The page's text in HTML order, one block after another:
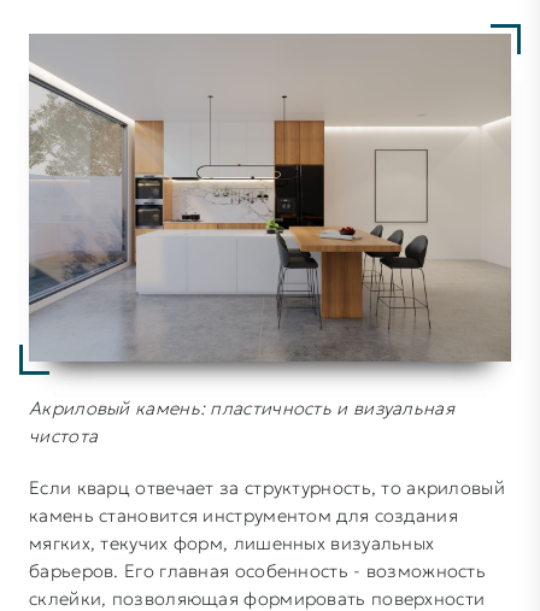
Акриловый камень: пластичность и визуальная
чистота
Если кварц отвечает за структурность, то акриловый
камень становится инструментом для создания
мягких, текучих форм, лишенных визуальных
барьеров. Его главная особенность - возможность
склейки, позволяющая формировать поверхности